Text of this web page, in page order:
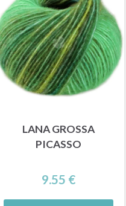
LANA GROSSA
PICASSO
9.55 €